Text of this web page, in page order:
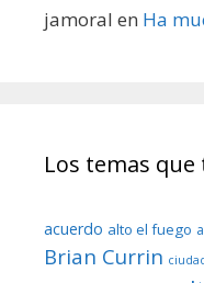
jamoral en Ha
Los temas
acuerdo alto el fuego
Brian Currin